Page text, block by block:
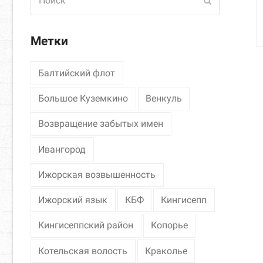
Метки
Балтийский флот
Большое Куземкино Венкуль
Возвращение забытых имен
Ивангород
Ижорская возвышенность
Ижорский язык КБФ Кингисепп
Кингисеппский район Копорье
Котельская волость Краколье